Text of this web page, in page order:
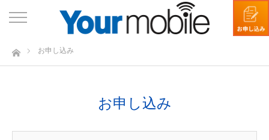
ホームお申し込み
お申し込み